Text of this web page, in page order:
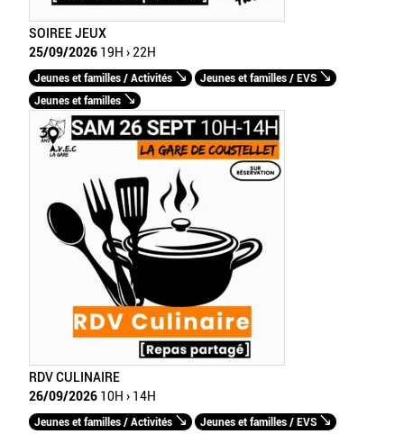
SOIREE JEUX
25/09/2026 19H › 22H
Jeunes et familles / Activités
Jeunes et familles / EVS
Jeunes et familles
RDV CULINAIRE
26/09/2026 10H › 14H
Jeunes et familles / Activités
Jeunes et familles / EVS